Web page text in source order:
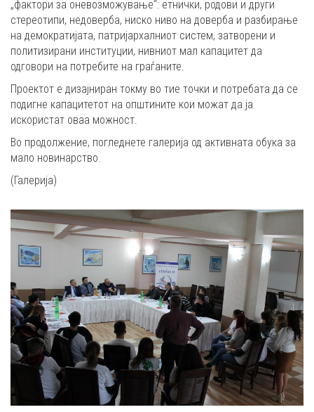
„фактори за оневозможување“: етнички, родови и други
стереотипи, недоверба, ниско ниво на доверба и разбирање
на демократијата, патријархалниот систем, затворени и
политизирани институции, нивниот мал капацитет да
одговори на потребите на граѓаните.
Проектот е дизајниран токму во тие точки и потребата да се
подигне капацитетот на општините кои можат да ја
искористат оваа можност.
Во продолжение, погледнете галерија од активната обука за
мало новинарство.
(Галерија)